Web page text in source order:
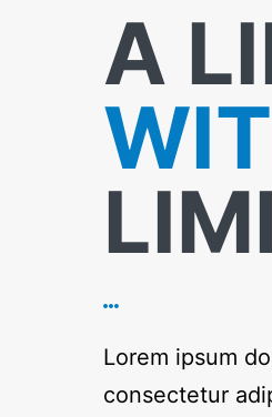
A
Lorem ipsum
consectetur